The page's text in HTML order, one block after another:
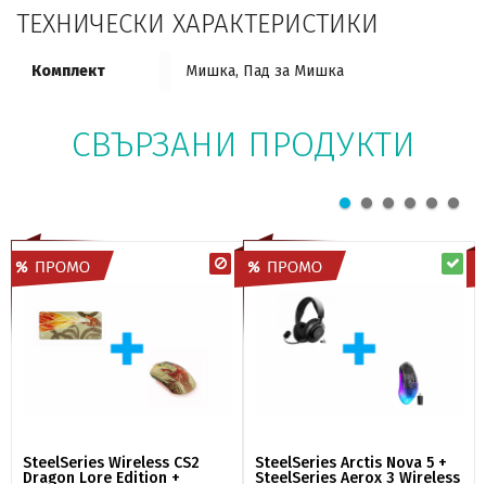
ТЕХНИЧЕСКИ ХАРАКТЕРИСТИКИ
Комплект Мишка, Пад за Мишка
СВЪРЗАНИ ПРОДУКТИ
SteelSeries Wireless CS2
Dragon Lore Edition +
SteelSeries Arctis Nova 5 +
SteelSeries Aerox 3 Wireless